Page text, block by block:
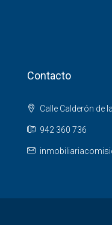
Contacto
Calle Calderón de
942 360 736